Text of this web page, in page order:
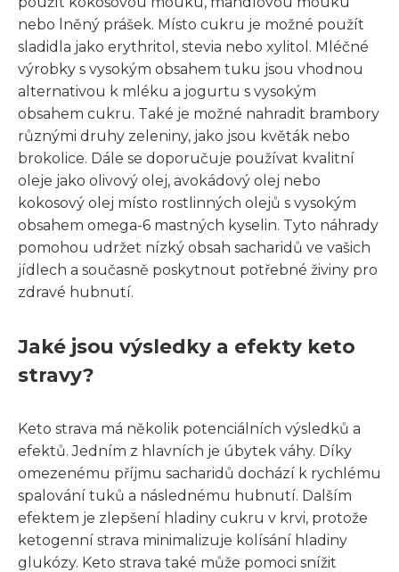
nebo lněný prášek. Místo cukru je možné použít
sladidla jako erythritol, stevia nebo xylitol. Mléčné
výrobky s vysokým obsahem tuku jsou vhodnou
alternativou k mléku a jogurtu s vysokým
obsahem cukru. Také je možné nahradit brambory
různými druhy zeleniny, jako jsou květák nebo
brokolice. Dále se doporučuje používat kvalitní
oleje jako olivový olej, avokádový olej nebo
kokosový olej místo rostlinných olejů s vysokým
obsahem omega-6 mastných kyselin. Tyto náhrady
pomohou udržet nízký obsah sacharidů ve vašich
jídlech a současně poskytnout potřebné živiny pro
zdravé hubnutí.
Jaké jsou výsledky a efekty keto
stravy?
Keto strava má několik potenciálních výsledků a
efektů. Jedním z hlavních je úbytek váhy. Díky
omezenému příjmu sacharidů dochází k rychlému
spalování tuků a následnému hubnutí. Dalším
efektem je zlepšení hladiny cukru v krvi, protože
ketogenní strava minimalizuje kolísání hladiny
glukózy. Keto strava také může pomoci snížit